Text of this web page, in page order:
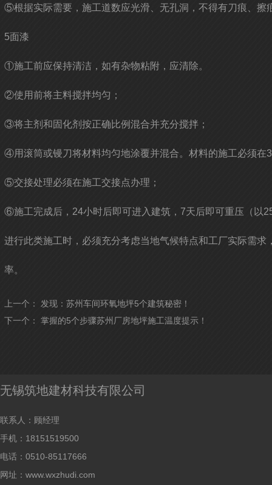
⑤根据实际需要，施工道数应光滑、无孔洞，不得有刀痕、擦
5面漆
①施工前应保持清洁，如有杂物粘附，应清除。
②使用前将主料搅拌均匀；
③将主剂和固化剂按正确比例混合并充分搅拌；
④用滚筒或镘刀将材料均匀地涂覆并混合。材料的施工必须在
⑤交接处理必须在施工交接点办理；
⑥施工完成后，24小时后即可进入建筑，7天后即可重压（以
进行此类施工时，必须充分考虑当地气候特点和工厂实际需
率。
上一个： 发现：苏州车间环氧地坪5个建筑秘密！
下一个： 掌握的5个步骤苏州厂房地坪施工温度提示！
无锡筑地建材科技有限公司
联系人：顾经理
手机：18151519500
电话：0510-85117666
网址：www.wxzhudi.com